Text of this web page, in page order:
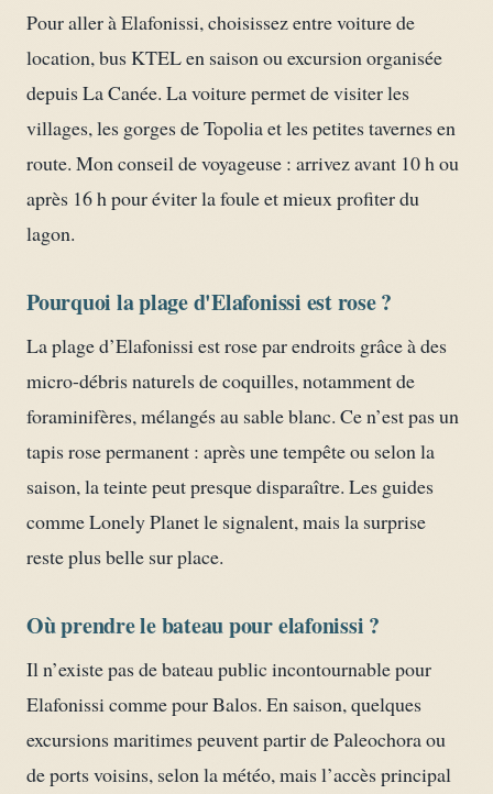
Pour aller à Elafonissi, choisissez entre voiture de
location, bus KTEL en saison ou excursion organisée
depuis La Canée. La voiture permet de visiter les
villages, les gorges de Topolia et les petites tavernes en
route. Mon conseil de voyageuse : arrivez avant 10 h ou
après 16 h pour éviter la foule et mieux profiter du
lagon.
Pourquoi la plage d'Elafonissi est rose ?
La plage d’Elafonissi est rose par endroits grâce à des
micro-débris naturels de coquilles, notamment de
foraminifères, mélangés au sable blanc. Ce n’est pas un
tapis rose permanent : après une tempête ou selon la
saison, la teinte peut presque disparaître. Les guides
comme Lonely Planet le signalent, mais la surprise
reste plus belle sur place.
Où prendre le bateau pour elafonissi ?
Il n’existe pas de bateau public incontournable pour
Elafonissi comme pour Balos. En saison, quelques
excursions maritimes peuvent partir de Paleochora ou
de ports voisins, selon la météo, mais l’accès principal